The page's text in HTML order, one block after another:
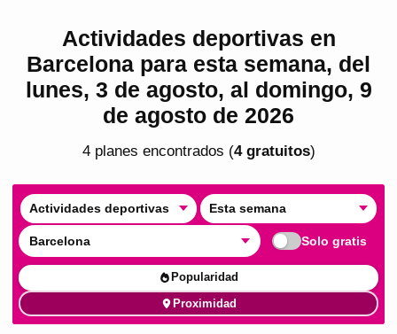
Actividades deportivas en
Barcelona para esta semana, del
lunes, 3 de agosto, al domingo, 9
de agosto de 2026
4planes encontrados (4gratuitos)
Actividades deportivas Esta semana
Barcelona Solo gratis
Popularidad
Proximidad